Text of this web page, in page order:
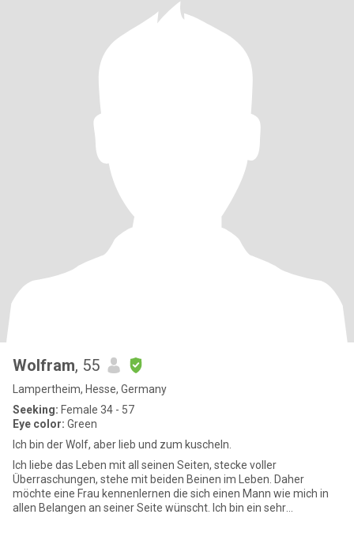
Wolfram, 55
Lampertheim, Hesse, Germany
Seeking: Female 34 - 57
Eye color: Green
Ich bin der Wolf, aber lieb und zum kuscheln.
Ich liebe das Leben mit all seinen Seiten, stecke voller
Überraschungen, stehe mit beiden Beinen im Leben. Daher
möchte eine Frau kennenlernen die sich einen Mann wie mich in
allen Belangen an seiner Seite wünscht. Ich bin ein sehr